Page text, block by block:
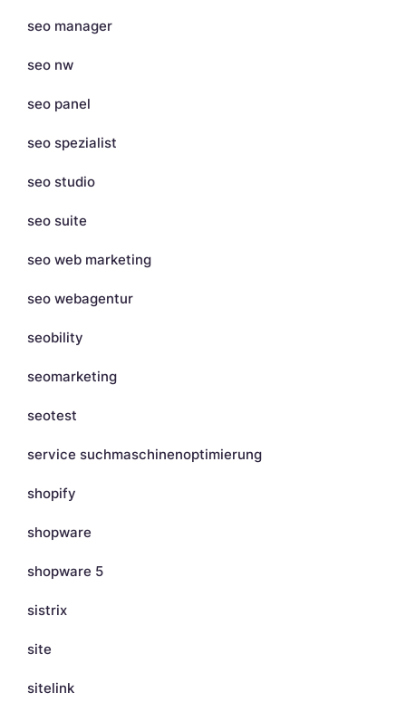
seo manager
seo nw
seo panel
seo spezialist
seo studio
seo suite
seo web marketing
seo webagentur
seobility
seomarketing
seotest
service suchmaschinenoptimierung
shopify
shopware
shopware 5
sistrix
site
sitelink